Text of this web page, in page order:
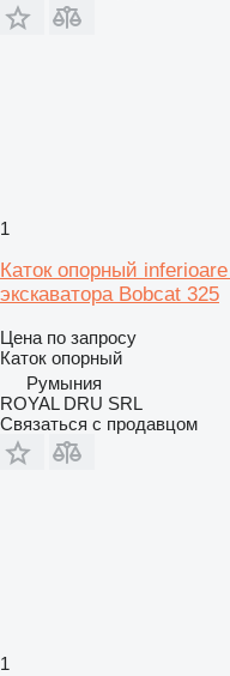
1
Каток опорный
экскаватора Bobcat 325
Цена по запросу
Каток опорный
Румыния
ROYAL DRU SRL
Связаться с продавцом
1